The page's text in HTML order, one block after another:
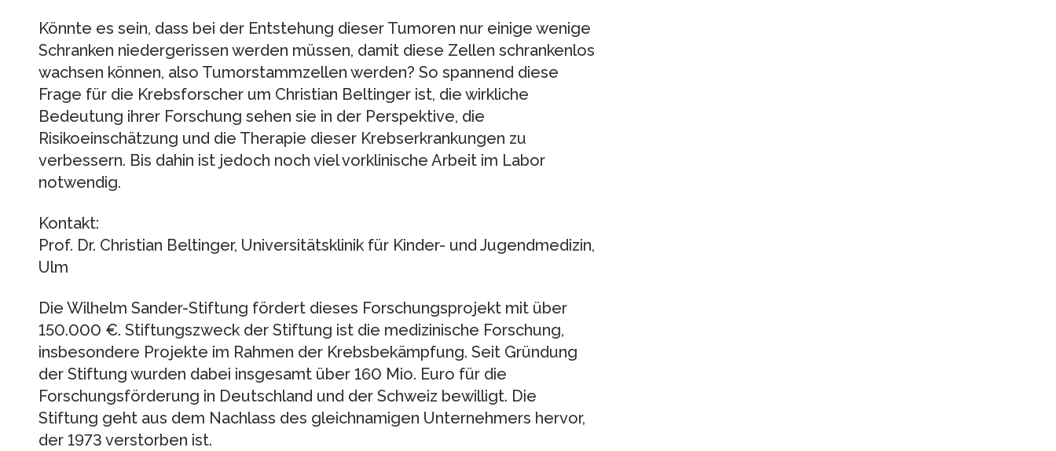
Könnte es sein, dass bei der Entstehung dieser Tumoren nur einige wenige
Schranken niedergerissen werden müssen, damit diese Zellen schrankenlos
wachsen können, also Tumorstammzellen werden? So spannend diese
Frage für die Krebsforscher um Christian Beltinger ist, die wirkliche
Bedeutung ihrer Forschung sehen sie in der Perspektive, die
Risikoeinschätzung und die Therapie dieser Krebserkrankungen zu
verbessern. Bis dahin ist jedoch noch viel vorklinische Arbeit im Labor
notwendig.
Kontakt:
Prof. Dr. Christian Beltinger, Universitätsklinik für Kinder- und Jugendmedizin,
Ulm
Die Wilhelm Sander-Stiftung fördert dieses Forschungsprojekt mit über
150.000 €. Stiftungszweck der Stiftung ist die medizinische Forschung,
insbesondere Projekte im Rahmen der Krebsbekämpfung. Seit Gründung
der Stiftung wurden dabei insgesamt über 160 Mio. Euro für die
Forschungsförderung in Deutschland und der Schweiz bewilligt. Die
Stiftung geht aus dem Nachlass des gleichnamigen Unternehmers hervor,
der 1973 verstorben ist.